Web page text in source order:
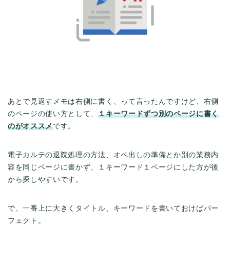
あとで見返すメモは右側に書く、って言ったんですけど、右側
のページの使い方として、１キーワードずつ別のページに書く
のがオススメです。
電子カルテの退院処理の方法、オペ出しの準備とか別の業務内
容を同じページに書かず、１キーワード１ページにした方が後
から探しやすいです。
で、一番上に大きくタイトル、キーワードを書いておけばパー
フェクト。